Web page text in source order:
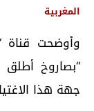
المغربية
وأوضحت قناة
“بصاروخ أطلق
جهة هذا